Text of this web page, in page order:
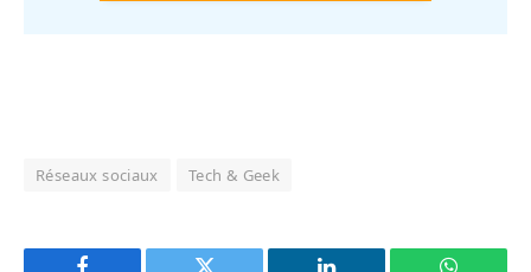
Réseaux sociaux Tech & Geek